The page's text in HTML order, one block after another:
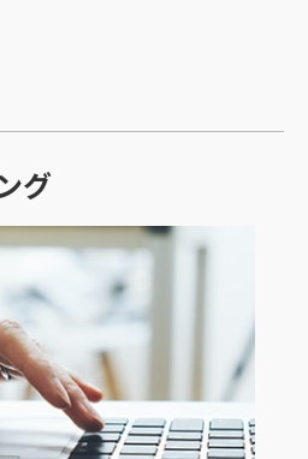
グ